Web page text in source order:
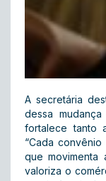
A secretária
dessa
fortalece tanto
“Cada
que
valoriza o